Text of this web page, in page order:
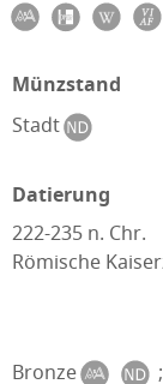
Münzstand
Stadt
Datierung
222-235 n. Chr.
Römische
Bronze